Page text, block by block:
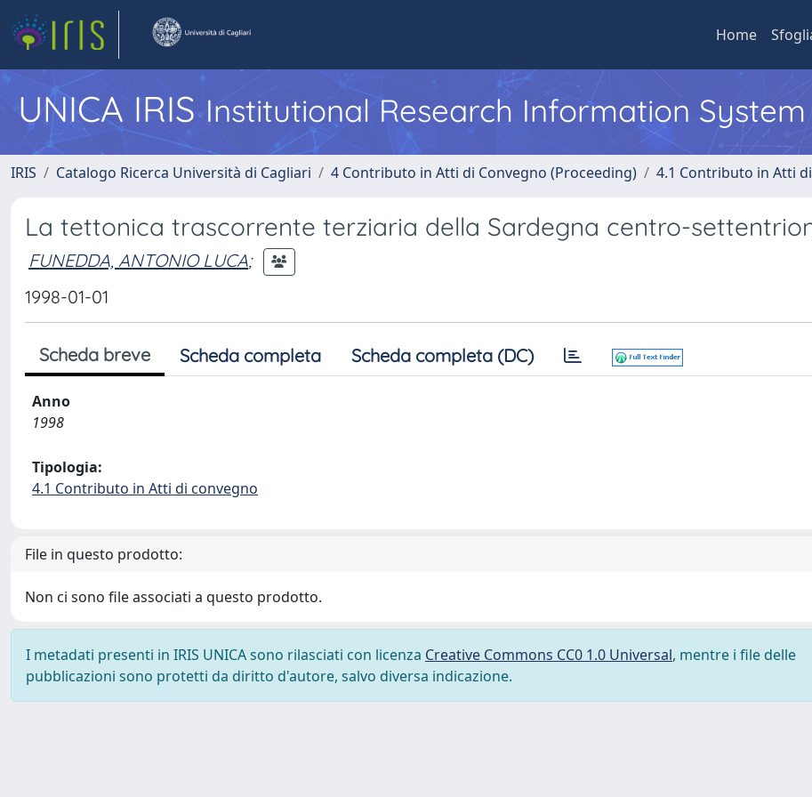
Home
UNICA IRISInstitutional Research Information System
IRIS Catalogo Ricerca Università di Cagliari 4 Contributo in Atti di Convegno (Proceeding) 4.1 Contributo in Atti
La tettonica trascorrente terziaria della Sardegna centro-
FUNEDDA, ANTONIO LUCA;
1998-01-01
Scheda breve Scheda completa Scheda completa (DC)
Anno
1998
Tipologia:
4.1 Contributo in Atti di convegno
File in questo prodotto:
Non ci sono file associati a questo prodotto.
I metadati presenti in IRIS UNICA sono rilasciati con licenza Creative Commons CC0 1.0 Universal, mentre i file delle
pubblicazioni sono protetti da diritto d'autore, salvo diversa indicazione.